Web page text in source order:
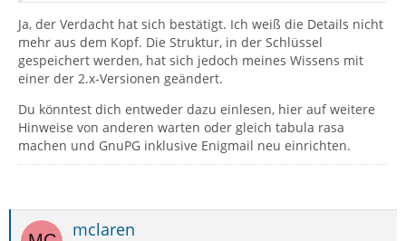
Ja, der Verdacht hat sich bestätigt. Ich weiß die Details nicht
mehr aus dem Kopf. Die Struktur, in der Schlüssel
gespeichert werden, hat sich jedoch meines Wissens mit
einer der 2.x-Versionen geändert.
Du könntest dich entweder dazu einlesen, hier auf weitere
Hinweise von anderen warten oder gleich tabula rasa
machen und GnuPG inklusive Enigmail neu einrichten.
mclaren